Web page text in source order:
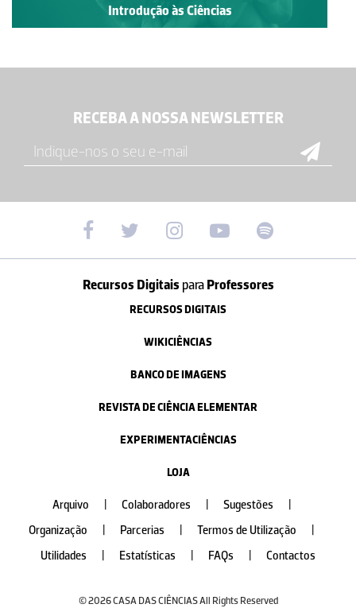
Introdução às Ciências
RECEBA A NOSSA NEWSLETTER
Recursos Digitais paraProfessores
RECURSOS DIGITAIS
WIKICIÊNCIAS
BANCO DE IMAGENS
REVISTA DE CIÊNCIA ELEMENTAR
EXPERIMENTACIÊNCIAS
LOJA
Arquivo Colaboradores Sugestões
Organização
Parcerias Termos de Utilização
Utilidades
Estatísticas FAQs Contactos
© 2026 CASA DAS CIÊNCIAS All Rights Reserved